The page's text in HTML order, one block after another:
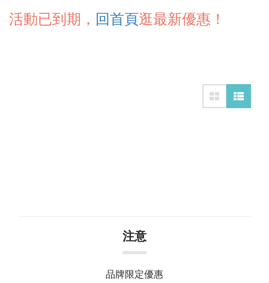
活動已到期， 回首頁逛最新優惠！
注意
品牌限定優惠